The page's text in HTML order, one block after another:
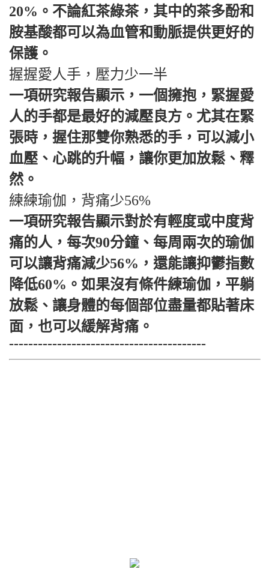
20%。不論紅茶綠茶，其中的茶多酚和
胺基酸都可以為血管和動脈提供更好的
保護。
握握愛人手，壓力少一半
一項研究報告顯示，一個擁抱，緊握愛
人的手都是最好的減壓良方。尤其在緊
張時，握住那雙你熟悉的手，可以減小
血壓、心跳的升幅，讓你更加放鬆、釋
然。
練練瑜伽，背痛少56%
一項研究報告顯示對於有輕度或中度背
痛的人，每次90分鐘、每周兩次的瑜伽
可以讓背痛減少56%，還能讓抑鬱指數
降低60%。如果沒有條件練瑜伽，平躺
放鬆、讓身體的每個部位盡量都貼著床
面，也可以緩解背痛。
-----------------------------------------